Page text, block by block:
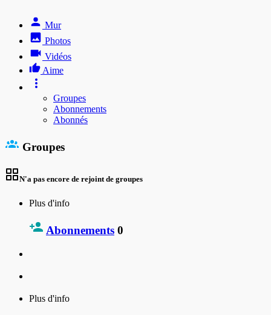
Mur
Photos
Vidéos
Aime
Groupes
Abonnements
Abonnés
Groupes
N'a pas encore de rejoint de groupes
Plus d'info
Abonnements 0
Plus d'info